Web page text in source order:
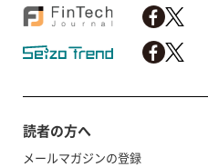
読者の方へ
メールマガジンの登録